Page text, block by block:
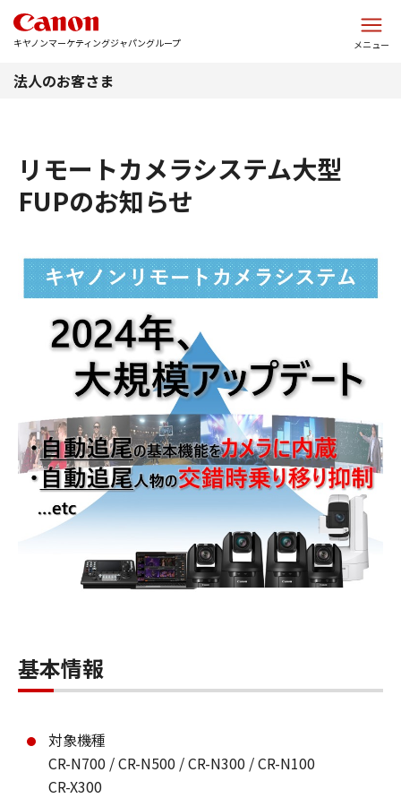
キヤノンマーケティングジャパングループ メニュー
法人のお客さま
リモートカメラシステム大型
FUPのお知らせ
基本情報
対象機種
CR-N700 / CR-N500 / CR-N300 / CR-N100
CR-X300